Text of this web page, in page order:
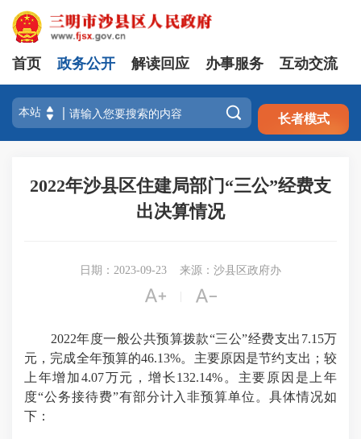
注册 登录
首页 政务公开 解读回应 办事服务 互动交流
 长者模式
2022年沙县区住建局部门“三公”经费支
出决算情况
日期：2023-09-23 来源：沙县区政府办
 
2022年度一般公共预算拨款“三公”经费支出7.15万
元，完成全年预算的46.13%。主要原因是节约支出；较
上年增加4.07万元，增长132.14%。主要原因是上年
度“公务接待费”有部分计入非预算单位。具体情况如
下：